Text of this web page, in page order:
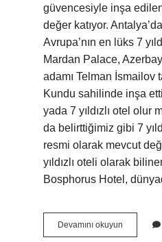
güvencesiyle inşa
değer katıyor.
Avrupa’nın en lüks 7
Mardan Palace,
adamı Telman İsmailov
Kundu sahilinde inşa
yada 7 yıldızlı otel olur
da belirttiğimiz gibi 7
resmi olarak mevcut
yıldızlı oteli olarak
Bosphorus Hotel,
Devamını okuyun
7